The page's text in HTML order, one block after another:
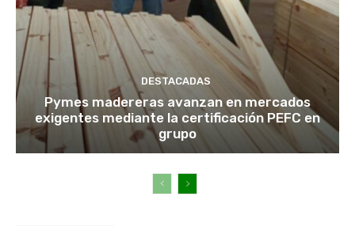
DESTACADAS
Pymes madereras avanzan en mercados
exigentes mediante la certificación PEFC en
grupo